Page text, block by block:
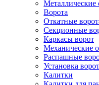
Металлические
Ворота
Откатные
Секционные
Каркасы ворот
Механические
Распашные
Установка ворот
Калитки